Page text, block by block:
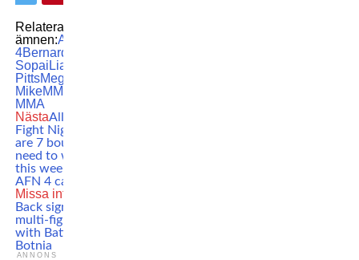
Relaterade
ämnen:AFN
4Bernardo
Sopai Liam
PittsMegic
MikeMMA
MMA
NästaAllstars
Fight Night: Here
are 7 bouts you
need to watch on
this weekend’s
AFN 4 card
Missa inte
Back signs historic
multi-fight deal
with Battle of
Botnia
ANNONS